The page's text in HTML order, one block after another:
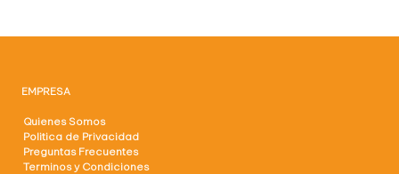
EMPRESA
Quienes Somos
Politica de Privacidad
Preguntas Frecuentes
Terminos y Condiciones